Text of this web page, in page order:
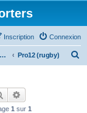
Connexion
Inscription
Royaume-Uni et de l'Irlande Pro12 (rugby)
Rechercher
1 sur 1